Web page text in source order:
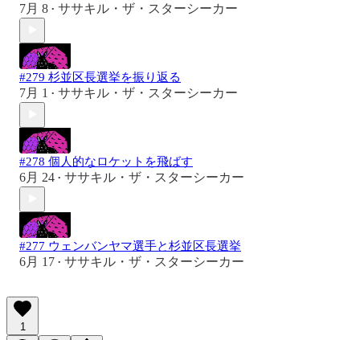
7月 8 • ササキル・ザ・スターシーカー
#279 杉並区長選挙を振り返る
7月 1 • ササキル・ザ・スターシーカー
#278 個人的なロケットを飛ばす
6月 24 • ササキル・ザ・スターシーカー
#277 ウェンバンヤマ選手と杉並区長選挙
6月 17 • ササキル・ザ・スターシーカー
1